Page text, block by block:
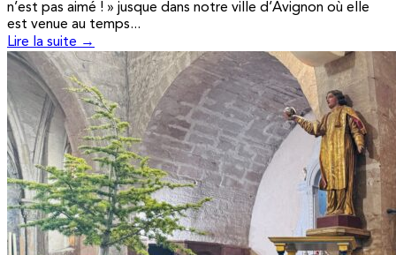
n’est pas aimé ! » jusque dans notre ville d’Avignon où elle
est venue au temps...
Lire la suite →